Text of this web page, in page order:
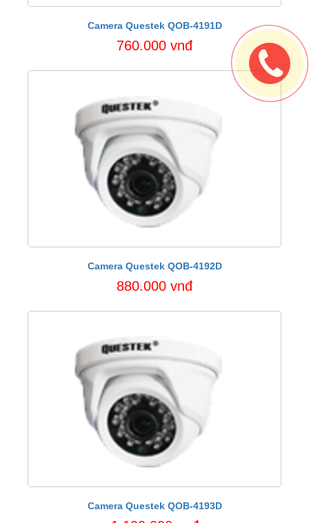
Camera Questek QOB-4191D
760.000 vnđ
Camera Questek QOB-4192D
880.000 vnđ
Camera Questek QOB-4193D